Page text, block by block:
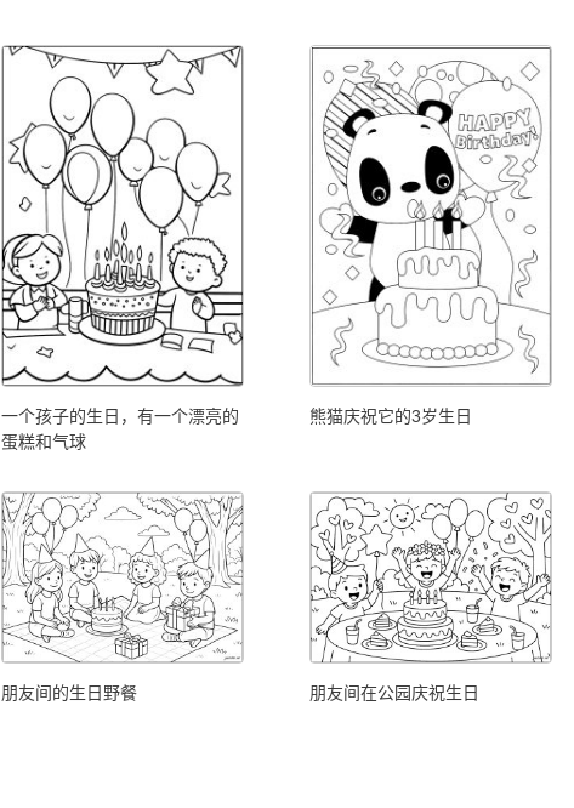
一个孩子的生日，有一个漂亮的
蛋糕和气球
熊猫庆祝它的3岁生日
朋友间的生日野餐 朋友间在公园庆祝生日